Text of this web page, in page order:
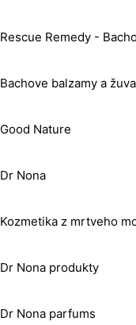
Rescue Remedy -
Bachove balzamy a
Good Nature
Dr Nona
Kozmetika z mrtveho
Dr Nona produkty
Dr Nona parfums